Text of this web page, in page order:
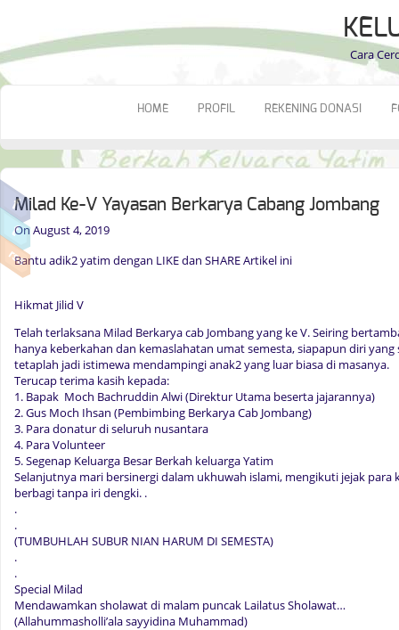
Cara
HOME PROFIL REKENING DONASI
Milad Ke-V Yayasan Berkarya Cabang Jombang
On August 4, 2019
Bantu adik2 yatim dengan LIKE dan SHARE Artikel ini
Hikmat Jilid V
Telah terlaksana Milad Berkarya cab Jombang yang ke V. Seiring
hanya keberkahan dan kemaslahatan umat semesta, siapapun diri
tetaplah jadi istimewa mendampingi anak2 yang luar biasa di masanya.
Terucap terima kasih kepada:
1. Bapak Moch Bachruddin Alwi (Direktur Utama beserta jajarannya)
2. Gus Moch Ihsan (Pembimbing Berkarya Cab Jombang)
3. Para donatur di seluruh nusantara
4. Para Volunteer
5. Segenap Keluarga Besar Berkah keluarga Yatim
Selanjutnya mari bersinergi dalam ukhuwah islami, mengikuti jejak
berbagi tanpa iri dengki. .
.
.
(TUMBUHLAH SUBUR NIAN HARUM DI SEMESTA)
.
.
Special Milad
Mendawamkan sholawat di malam puncak Lailatus Sholawat…
(Allahummasholli’ala sayyidina Muhammad)